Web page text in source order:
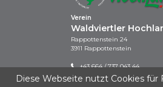
Verein
Waldviertler
Rappottenstein 24
3911 Rappottenstein
+43 664 / 737 043 44
info@waldviertler-
Diese Webseite nutzt Cookies